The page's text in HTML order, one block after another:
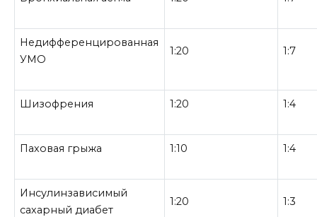
Недифференцированная
УМО
1:20 1:7
Шизофрения 1:20 1:4
Паховая грыжа 1:10 1:4
Инсулинзависимый
сахарный диабет
1:20 1:3